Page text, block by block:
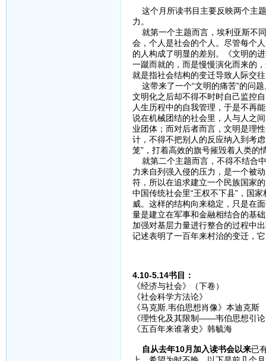
这个月所读书目主要反映两个主
力。
就第一个主题而言，埃利亚斯不
会，个人是社会的个人。尽管每个
的人构成了明显的差别。《文明的
一蹴而就的，而是慢慢演化而来的
就是指社会结构的变迁导致人际交
这带来了一个“文明的痛苦”的问
文明化之后却不得不时时自己监控
人生历程中的自我管理，于是不再
说在机械团结的社会里，人与人之
业团体；而对后者而言，文明是理
计，不得不把别人的反应纳入到考
笼”，打着高效的旗号摧毁着人类的
就第二个主题而言，不得不结合
力来自列强入侵的压力，是一个被
符，所以在追求建立一个民族国家
中国传统社会里“王权不下县”，国
威。这样的结构向来稳定，只是在
量是建立在军事和金融相结合的基
加强对基层力量进行整合的过程中
记述表明了一百年来村治的变迁，
4.10-5.14书目：
《经济与社会》（下卷）
《社会科学方法论》
《马克斯.韦伯思想肖像》本迪克斯
《理性化及其限制——韦伯思想引
《五百年来谁著史》韩毓海
自从去年10月加入读书会以来已